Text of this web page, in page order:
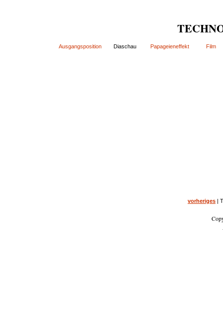
Ausgangsposition Diaschau Papageieneffekt Film
vorheriges |